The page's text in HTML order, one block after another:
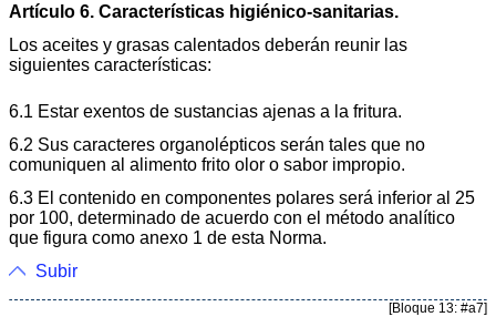
Artículo 6. Características higiénico-sanitarias.
Los aceites y grasas calentados deberán reunir las
siguientes características:
6.1 Estar exentos de sustancias ajenas a la fritura.
6.2 Sus caracteres organolépticos serán tales que no
comuniquen al alimento frito olor o sabor impropio.
6.3 El contenido en componentes polares será inferior al 25
por 100, determinado de acuerdo con el método analítico
que figura como anexo 1 de esta Norma.
Subir
[Bloque 13: #a7]